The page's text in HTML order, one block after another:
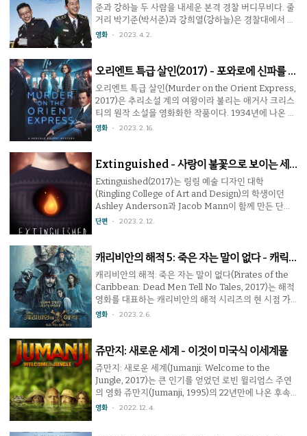
는 감옥인 셈이다. 이야기의 흐름은 상어 영화의 대명사
죠스(1975)보다는 동굴을 배경으로 한 영화 디센트
(2005)와 비슷하지만 연출 솜씨는 다소 떨어지는 편인
준과 강하늘 두 사람을 내세운 본격 경찰 버디무비다. 줄
거리 박기준(박서준)과 강희열(강하늘)은 경찰대에서 경
찰이 되기 위해 수업받는 동기생. 그들은 입학 후 친구가
히 한 여성이 봉고차에 납치되는 장면을 목격한다. 그리
고 아직 경찰도 아닌 그들의 기나긴 추적이 시작된다. 이
리워치 평점 ★★★★★★ 6/10 박서준과 강하늘이 평
범한 영화에 생명을 불어넣다 리뷰 이 작품의 매력은 바
로 두사람의 주연인 박서준과 강하늘이다. 예쁜 애인이
생기길 바라는 호르몬 넘치는 소망부터 사건 발생 후 경
영화 2023. 4. 2.
오리엔트 특급 살인(2017) - 포와로에 신파를 끼
얹다
오리엔트 특급 살인(Murder on the Orient Express,
2017)은 추리소설 계의 여왕이라 불리는 애거사 크리스
티의 원작 소설을 영화화한 작품이다. 1934년에 나온 이
소설은 워낙 유명한 만큼 전에도 영화나 드라마 등으로
Express, 1974)일텐데, 오늘 다루는 2017년 작품에도
많은 영향을 끼친 것으로 알려져 있다. 에르큘 포와로는
전세계에서 가장 유명한 탐정으로 많은 사건을 해결한
바 있다. 중요한 사건 의뢰를 받고 이스탄불에서 런던으
로 향하는 오리엔트 특급 열차를 타고 가는 중 살인사건
이 발생하고 눈사태로 인하여 경찰의 접근은 불가능한
영화 2023. 2. 16.
Extinguished - 사랑이 불꽃으로 보이는 세
상
Extinguished(2017)는 링링 예술 디자인 대학
(Ringling College of Art and Design)의 학생이던
Ashley Anderson과 Jacob Mann이 함께 만든 단편
애니메이션이다. 제목을 해석하면 (불이)꺼졌다, 진화되
고 만다. 실연의 상처가 컸던 그는 무기력한 삶을 살게 되
는데, 어느날 이웃집에 여성이 놀러오는데 은근히 마음
이 끌린다. 그는 사랑의 아픔을 또 다른 사랑으로 치유할
수 있을까? 이 작품 속에서는 사람마다 가슴 속에 뻥 뚫
린 구멍이 있는데 보통 사람의 구멍에는 아무 것도 없지
만 사랑에 빠진 사람의 구멍에는 작건 크건 불꽃이 피어
단편 2023. 2. 12.
캐리비안의 해적 5: 죽은 자는 말이 없다 - 캐릭
터 붕괴의 대환장
캐리비안의 해적: 죽은 자는 말이 없다(Pirates of the
Caribbean: Dead Men Tell No Tales, 2017)는 해적
영화를 대표하는 캐리비안의 해적 시리즈의 현 시점 가
장 마지막 편이다. 고어 버빈스키 감독의 3부작이라 불리
히 예상되었다. 그리고 6년 후, 다섯번째 캐리비안의 해
적이 나왔다. 문제는 이게 시리즈 최악의 졸작이자 망작
이라는 점이다. 캐리비안의 해적 시리즈에서 잭 스패로
우나 바르보사 같이 매력적인 해적들은 4편 연속 흥행
성공을 이끌어온 일등공신이었지만 캐리비안의 해적: 죽
은 자는 말이 없다에 나온 그들은 지난 영화에서 본 그 사
영화 2023. 2. 6.
쥬만지: 새로운 세계 - 이것이 미국식 이세계물
쥬만지: 새로운 세계(Jumanji: Welcome to the
Jungle, 2017)는 큰 인기를 얻었던 로빈 윌리엄스 주연
의 영화 쥬만지(Jumanji, 1995)의 22년만에 나온 후속
작이다. 시대에 맞춰 쥬만지는 비디오 게임으로 등장하
영화 2022. 12. 4.